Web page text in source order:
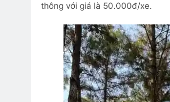
thông với giá là 50.000đ/xe.